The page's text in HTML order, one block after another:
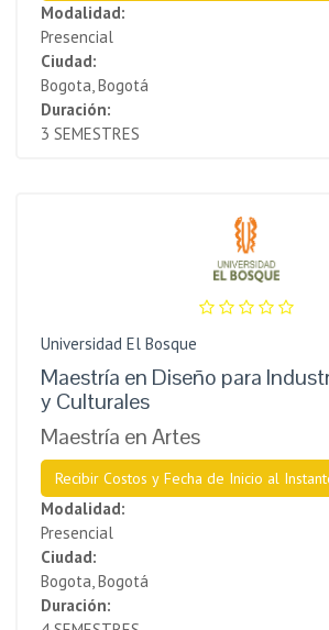
Modalidad:
Presencial
Ciudad:
Bogota, Bogotá
Duración:
3 SEMESTRES
Universidad El Bosque
Maestría en Diseño para
y Culturales
Maestría en Artes
Recibir Costos y Fecha de Inicio al
Modalidad:
Presencial
Ciudad:
Bogota, Bogotá
Duración: